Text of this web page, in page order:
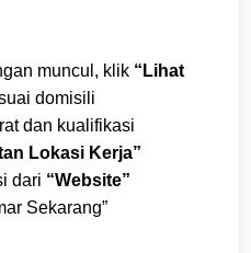
muncul, klik “Lihat
domisili
dan kualifikasi
Lokasi Kerja”
dari “Website”
Sekarang”